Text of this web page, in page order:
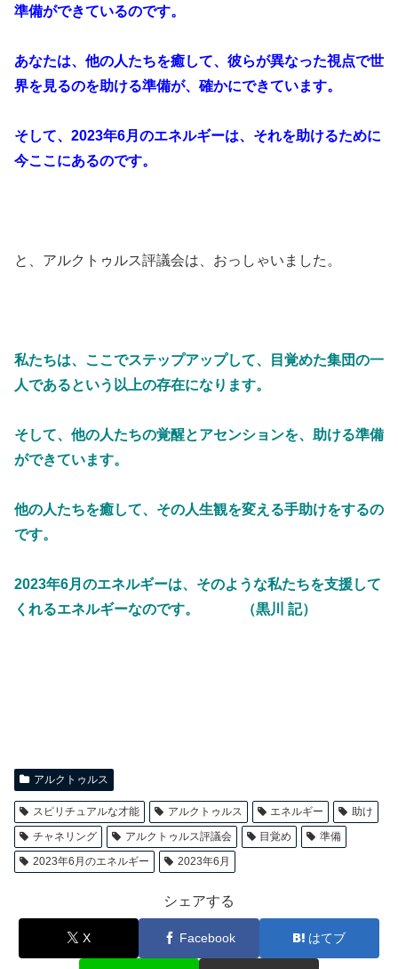
準備ができているのです。
あなたは、他の人たちを癒して、彼らが異なった視点で世
界を見るのを助ける準備が、確かにできています。
そして、2023年6月のエネルギーは、それを助けるために
今ここにあるのです。
と、アルクトゥルス評議会は、おっしゃいました。
私たちは、ここでステップアップして、目覚めた集団の一
人であるという以上の存在になります。
そして、他の人たちの覚醒とアセンションを、助ける準備
ができています。
他の人たちを癒して、その人生観を変える手助けをするの
です。
2023年6月のエネルギーは、そのような私たちを支援して
くれるエネルギーなのです。 （黒川 記）
アルクトゥルス
スピリチュアルな才能 アルクトゥルス エネルギー
助け
チャネリング
アルクトゥルス評議会 目覚め
準備
2023年6月のエネルギー
2023年6月
シェアする
X Facebook はてブ